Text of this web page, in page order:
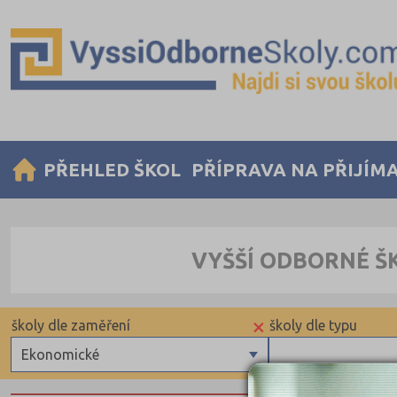
PŘEHLED ŠKOL PŘÍPRAVA NA
VYŠŠÍ ODBORNÉ
školy dle typu
×
Ekonomické
školy dle zaměření